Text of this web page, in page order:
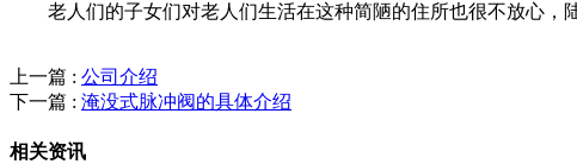
老人们的子女们对老人们生活在这种简陋的住所也很不放心，
上一篇 : 公司介绍
下一篇 : 淹没式脉冲阀的具体介绍
相关资讯